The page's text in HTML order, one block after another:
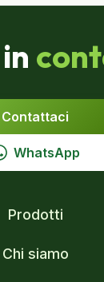
Contattaci
WhatsApp
Prodotti
Chi siamo